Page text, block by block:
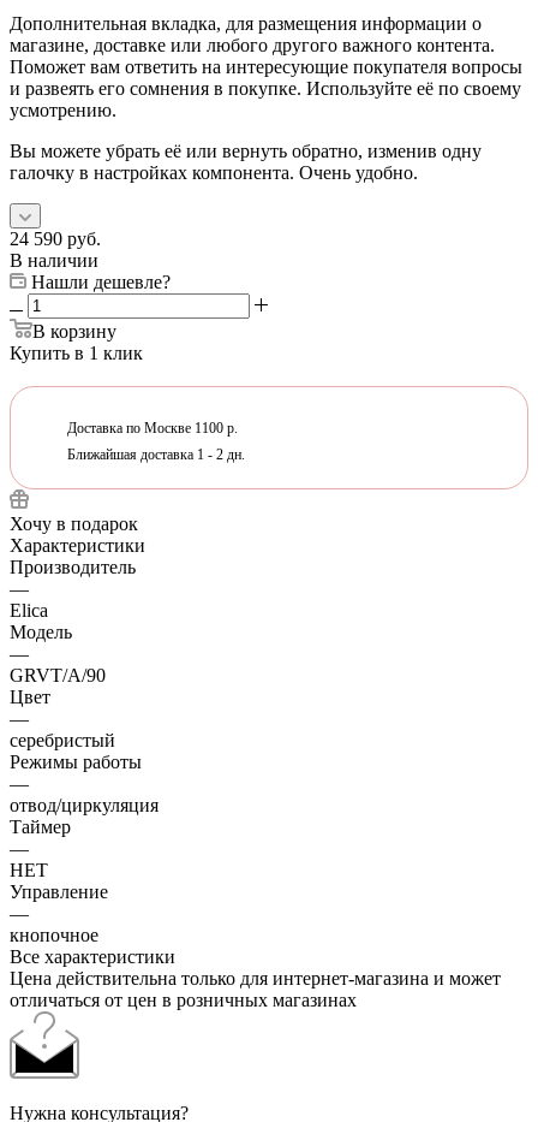
Дополнительная вкладка, для размещения информации о
магазине, доставке или любого другого важного контента.
Поможет вам ответить на интересующие покупателя вопросы
и развеять его сомнения в покупке. Используйте её по своему
усмотрению.
Вы можете убрать её или вернуть обратно, изменив одну
галочку в настройках компонента. Очень удобно.
24 590 руб.
В наличии
Нашли дешевле?
В корзину
Купить в 1 клик
Доставка по Москве 1100 р.
Ближайшая доставка 1 - 2 дн.
Хочу в подарок
Характеристики
Производитель
—
Elica
Модель
—
GRVT/A/90
Цвет
—
серебристый
Режимы работы
—
отвод/циркуляция
Таймер
—
НЕТ
Управление
—
кнопочное
Все характеристики
Цена действительна только для интернет-магазина и может
отличаться от цен в розничных магазинах
Нужна консультация?